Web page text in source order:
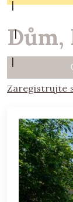
|
|
|
Zaregistrujte